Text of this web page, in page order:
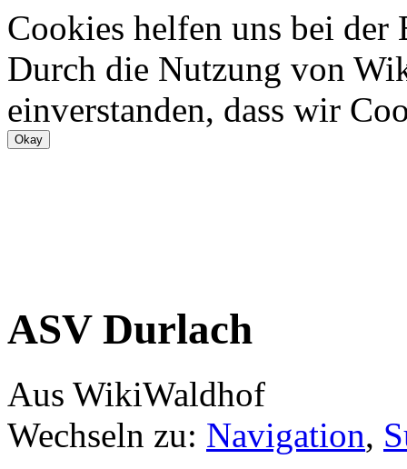
Cookies helfen uns bei
Durch die Nutzung von
einverstanden, dass wir
ASV Durlach
Aus WikiWaldhof
Wechseln zu: Navigation,